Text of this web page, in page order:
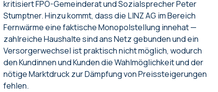
kritisiert FPÖ-Gemeinderat und Sozialsprecher Peter
Stumptner. Hinzu kommt, dass die LINZ AG im Bereich
Fernwärme eine faktische Monopolstellung innehat —
zahlreiche Haushalte sind ans Netz gebunden und ein
Versorgerwechsel ist praktisch nicht möglich, wodurch
den Kundinnen und Kunden die Wahlmöglichkeit und der
nötige Marktdruck zur Dämpfung von Preissteigerungen
fehlen.